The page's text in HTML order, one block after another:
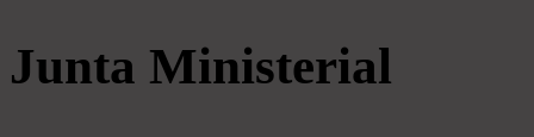
Junta Ministerial